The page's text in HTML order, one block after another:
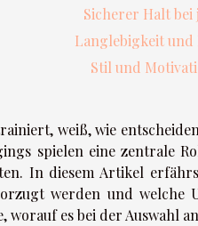
Sicherer Halt bei
Langlebigkeit
Stil und
weiß, wie
spielen eine zentrale
In diesem Artikel
werden und welche
worauf es bei der Auswahl